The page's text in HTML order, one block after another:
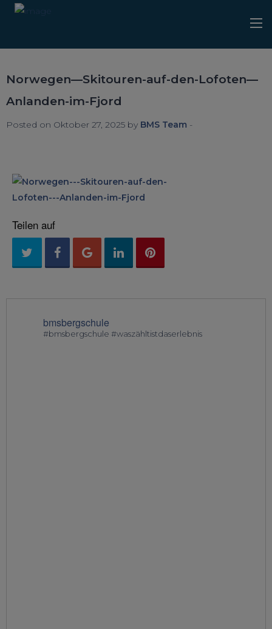
Norwegen—Skitouren-auf-den-Lofoten—
Anlanden-im-Fjord
Posted on Oktober 27, 2025 by BMS Team -
Teilen auf
bmsbergschule
#bmsbergschule #waszähltistdaserlebnis